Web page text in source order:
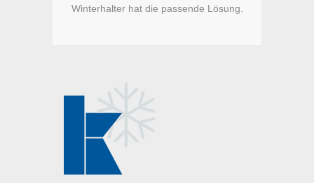
Winterhalter hat die passende Lösung.